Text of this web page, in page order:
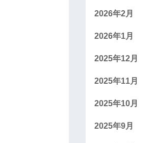
2026年2月
2026年1月
2025年12月
2025年11月
2025年10月
2025年9月